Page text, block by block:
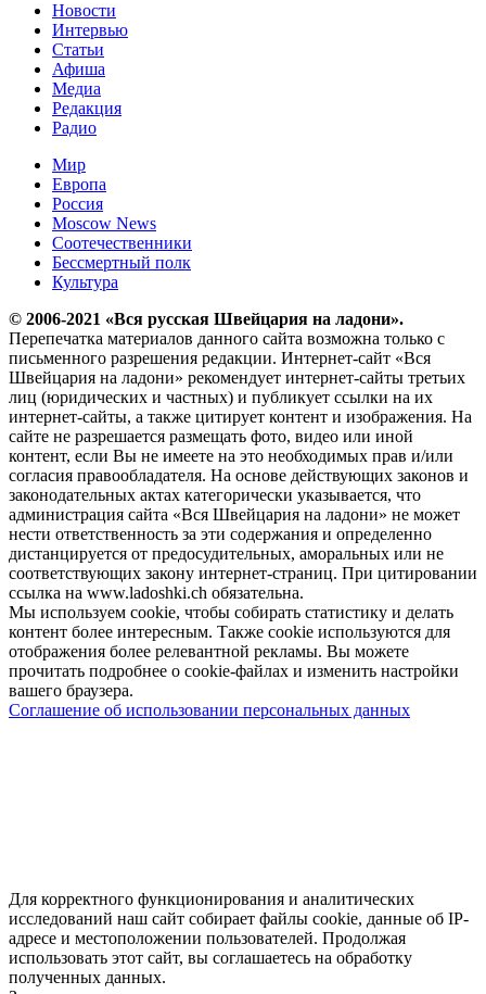
Новости
Интервью
Статьи
Афиша
Медиа
Редакция
Радио
Мир
Европа
Россия
Moscow News
Соотечественники
Бессмертный полк
Культура
© 2006-2021 «Вся русская Швейцария на ладони».
Перепечатка материалов данного сайта возможна только с
письменного разрешения редакции. Интернет-сайт «Вся
Швейцария на ладони» рекомендует интернет-сайты третьих
лиц (юридических и частных) и публикует ссылки на их
интернет-сайты, а также цитирует контент и изображения. На
сайте не разрешается размещать фото, видео или иной
контент, если Вы не имеете на это необходимых прав и/или
согласия правообладателя. На основе действующих законов и
законодательных актах категорически указывается, что
администрация сайта «Вся Швейцария на ладони» не может
нести ответственность за эти содержания и определенно
дистанцируется от предосудительных, аморальных или не
соответствующих закону интернет-страниц. При цитировании
ссылка на www.ladoshki.ch обязательна.
Мы используем cookie, чтобы собирать статистику и делать
контент более интересным. Также cookie используются для
отображения более релевантной рекламы. Вы можете
прочитать подробнее о cookie-файлах и изменить настройки
вашего браузера.
Соглашение об использовании персональных данных
Для корректного функционирования и аналитических
исследований наш сайт собирает файлы cookie, данные об IP-
адресе и местоположении пользователей. Продолжая
использовать этот сайт, вы соглашаетесь на обработку
полученных данных.